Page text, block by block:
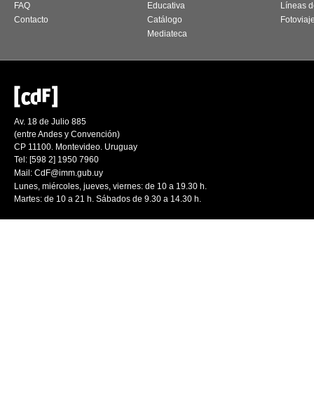
FAQ
Contacto
Educativa
Catálogo
Mediateca
Líneas
Av. 18 de Julio 885
(entre Andes y Convención)
CP 11100. Montevideo. Uruguay
Tel: [598 2] 1950 7960
Mail: CdF@imm.gub.uy
Lunes, miércoles, jueves, viernes: de 10 a 19.30 h.
Martes: de 10 a 21 h. Sábados de 9.30 a 14.30 h.